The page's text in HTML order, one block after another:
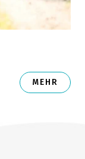
MEHR